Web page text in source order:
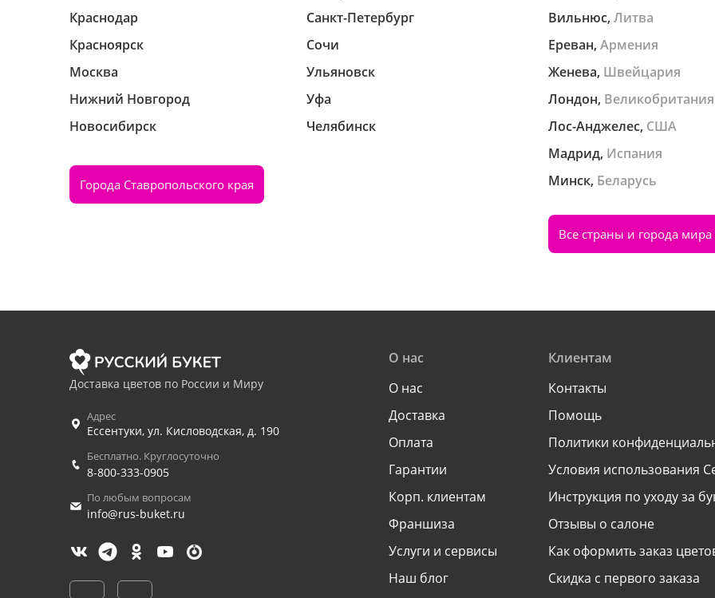
Краснодар
Красноярск
Москва
Нижний Новгород
Новосибирск
Санкт-Петербург
Сочи
Ульяновск
Уфа
Челябинск
Города Ставропольского края
Вильнюс, Литва
Ереван, Армения
Женева, Швейцария
Лондон, Великобритания
Лос-Анджелес, США
Мадрид, Испания
Минск, Беларусь
Все страны и города мира
Доставка цветов по России и Миру
Адрес
Ессентуки, ул. Кисловодская, д. 190
Бесплатно. Круглосуточно
8-800-333-0905
По любым вопросам
info@rus-buket.ru
О нас
О нас
Доставка
Оплата
Гарантии
Корп. клиентам
Франшиза
Услуги и сервисы
Наш блог
Клиентам
Контакты
Помощь
Политики
Условия использования
Инструкция по уходу за
Отзывы о салоне
Как оформить заказ
Скидка с первого заказа